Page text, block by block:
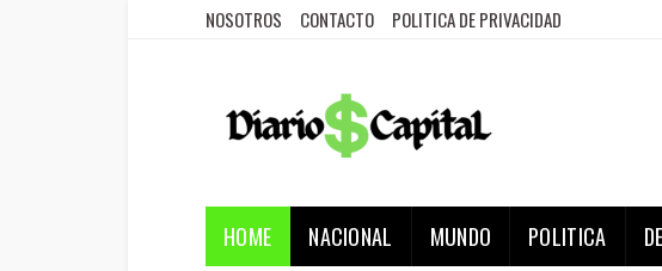
NOSOTROS CONTACTO POLITICA DE PRIVACIDAD
HOME NACIONAL MUNDO POLITICA